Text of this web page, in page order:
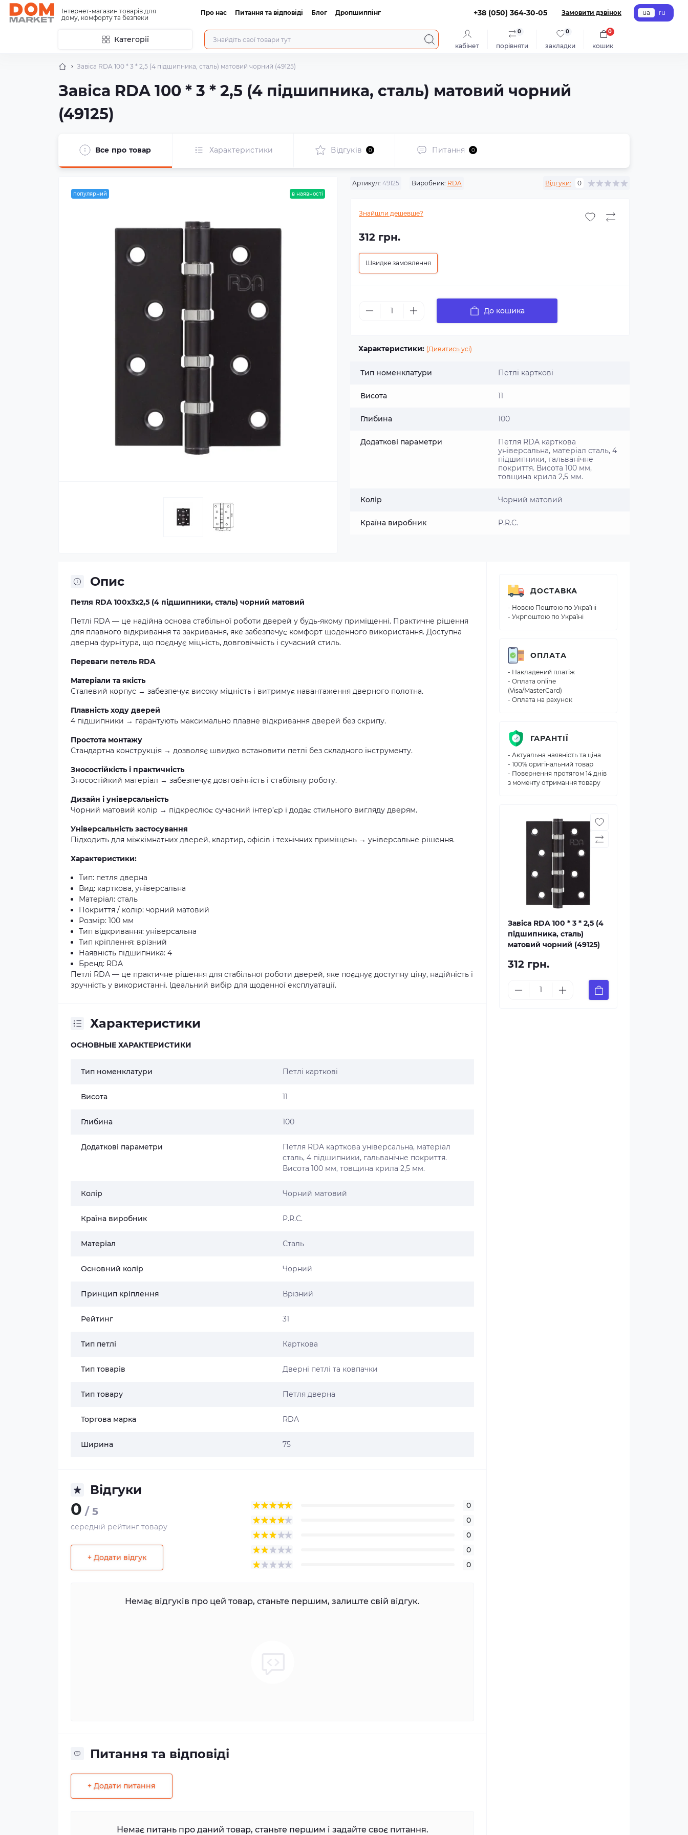
Інтернет-магазин товарів для
дому, комфорту та безпеки
Про нас Питання та відповіді Блог Дропшиппінг +38 (050) 364-30-05 Замовити дзвінок ua ru
Категорії
кабінет порівняти
0
закладки
0
кошик
0
Завіса RDA 100 * 3 * 2,5 (4 підшипника, сталь) матовий чорний (49125)
Завіса RDA 100 * 3 * 2,5 (4 підшипника, сталь) матовий чорний
(49125)
Все про товар Характеристики Відгуків 0 Питання 0
популярний в наявності
Артикул: 49125 Виробник: RDA Відгуки: 0
Знайшли дешевше?
312 грн.
Швидке замовлення
До кошика
Характеристики: (Дивитись усі)
Тип номенклатури Петлі карткові
Висота 11
Глибина 100
Додаткові параметри
Петля RDA карткова
універсальна, матеріал сталь, 4
підшипники, гальванічне
покриття. Висота 100 мм,
товщина крила 2,5 мм.
Колір Чорний матовий
Країна виробник P.R.C.
Опис
Петля RDA 100x3x2,5 (4 підшипники, сталь) чорний матовий
Петлі RDA — це надійна основа стабільної роботи дверей у будь-якому приміщенні. Практичне рішення
для плавного відкривання та закривання, яке забезпечує комфорт щоденного використання. Доступна
дверна фурнітура, що поєднує міцність, довговічність і сучасний стиль.
Переваги петель RDA
Матеріали та якість
Сталевий корпус → забезпечує високу міцність і витримує навантаження дверного полотна.
Плавність ходу дверей
4 підшипники → гарантують максимально плавне відкривання дверей без скрипу.
Простота монтажу
Стандартна конструкція → дозволяє швидко встановити петлі без складного інструменту.
Зносостійкість і практичність
Зносостійкий матеріал → забезпечує довговічність і стабільну роботу.
Дизайн і універсальність
Чорний матовий колір → підкреслює сучасний інтер’єр і додає стильного вигляду дверям.
Універсальність застосування
Підходить для міжкімнатних дверей, квартир, офісів і технічних приміщень → універсальне рішення.
Характеристики:
Тип: петля дверна
Вид: карткова, універсальна
Матеріал: сталь
Покриття / колір: чорний матовий
Розмір: 100 мм
Тип відкривання: універсальна
Тип кріплення: врізний
Наявність підшипника: 4
Бренд: RDA
Петлі RDA — це практичне рішення для стабільної роботи дверей, яке поєднує доступну ціну, надійність і
зручність у використанні. Ідеальний вибір для щоденної експлуатації.
Характеристики
ОСНОВНЫЕ ХАРАКТЕРИСТИКИ
Тип номенклатури Петлі карткові
Висота 11
Глибина 100
Додаткові параметри
Петля RDA карткова універсальна, матеріал
сталь, 4 підшипники, гальванічне покриття.
Висота 100 мм, товщина крила 2,5 мм.
Колір Чорний матовий
Країна виробник P.R.C.
Матеріал Сталь
Основний колір Чорний
Принцип кріплення Врізний
Рейтинг 31
Тип петлі Карткова
Тип товарів Дверні петлі та ковпачки
Тип товару Петля дверна
Торгова марка RDA
Ширина 75
Відгуки
0 / 5
середній рейтинг товару
+ Додати відгук
0
0
0
0
0
Немає відгуків про цей товар, станьте першим, залиште свій відгук.
Питання та відповіді
+ Додати питання
Немає питань про даний товар, станьте першим і задайте своє питання.
ДОСТАВКА
- Новою Поштою по Україні
- Укрпоштою по Україні
ОПЛАТА
- Накладений платіж
- Оплата online
(Visa/MasterCard)
- Оплата на рахунок
ГАРАНТІЇ
- Актуальна наявність та ціна
- 100% оригінальний товар
- Повернення протягом 14 днів
з моменту отримання товару
Завіса RDA 100 * 3 * 2,5 (4
підшипника, сталь)
матовий чорний (49125)
312 грн.